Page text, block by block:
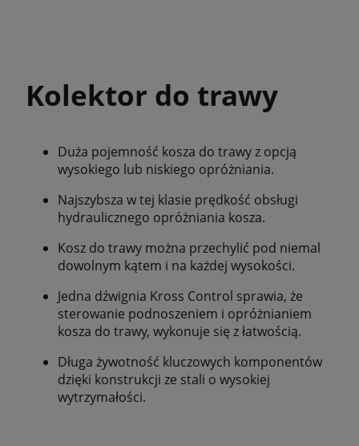
Kolektor do trawy
Duża pojemność kosza do trawy z opcją
wysokiego lub niskiego opróżniania.
Najszybsza w tej klasie prędkość obsługi
hydraulicznego opróżniania kosza.
Kosz do trawy można przechylić pod niemal
dowolnym kątem i na każdej wysokości.
Jedna dźwignia Kross Control sprawia, że
sterowanie podnoszeniem i opróżnianiem
kosza do trawy, wykonuje się z łatwością.
Długa żywotność kluczowych komponentów
dzięki konstrukcji ze stali o wysokiej
wytrzymałości.